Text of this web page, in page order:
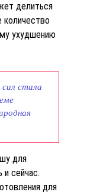
делиться
количество
ухудшению
сил стала
для
и сейчас.
для